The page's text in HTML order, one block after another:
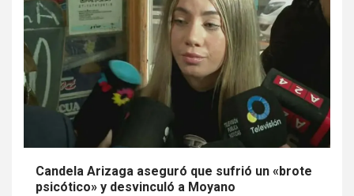
Candela Arizaga aseguró que sufrió un «brote
psicótico» y desvinculó a Moyano